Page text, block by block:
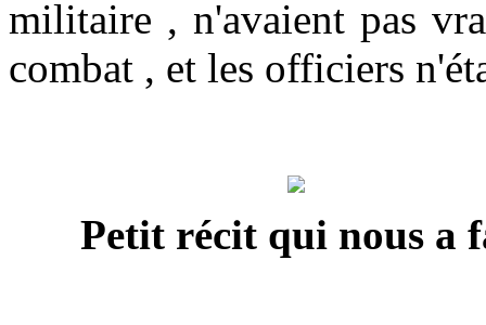
militaire , n'avaient pas
combat , et les officiers
Petit récit qui nous a